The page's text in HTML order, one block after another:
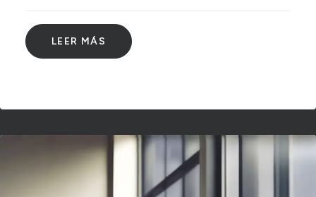
LEER MÁS